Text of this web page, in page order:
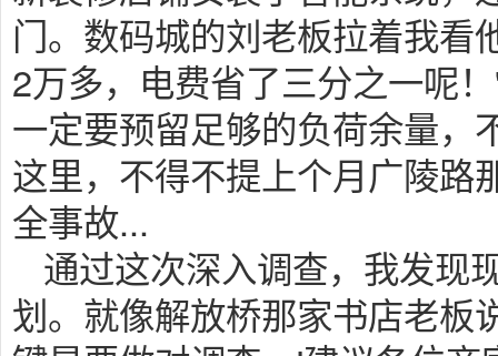
门。数码城的刘老板拉着我看
2万多，电费省了三分之一呢
一定要预留足够的负荷余量，
这里，不得不提上个月广陵路
全事故...
通过这次深入调查，我发现
划。就像解放桥那家书店老板